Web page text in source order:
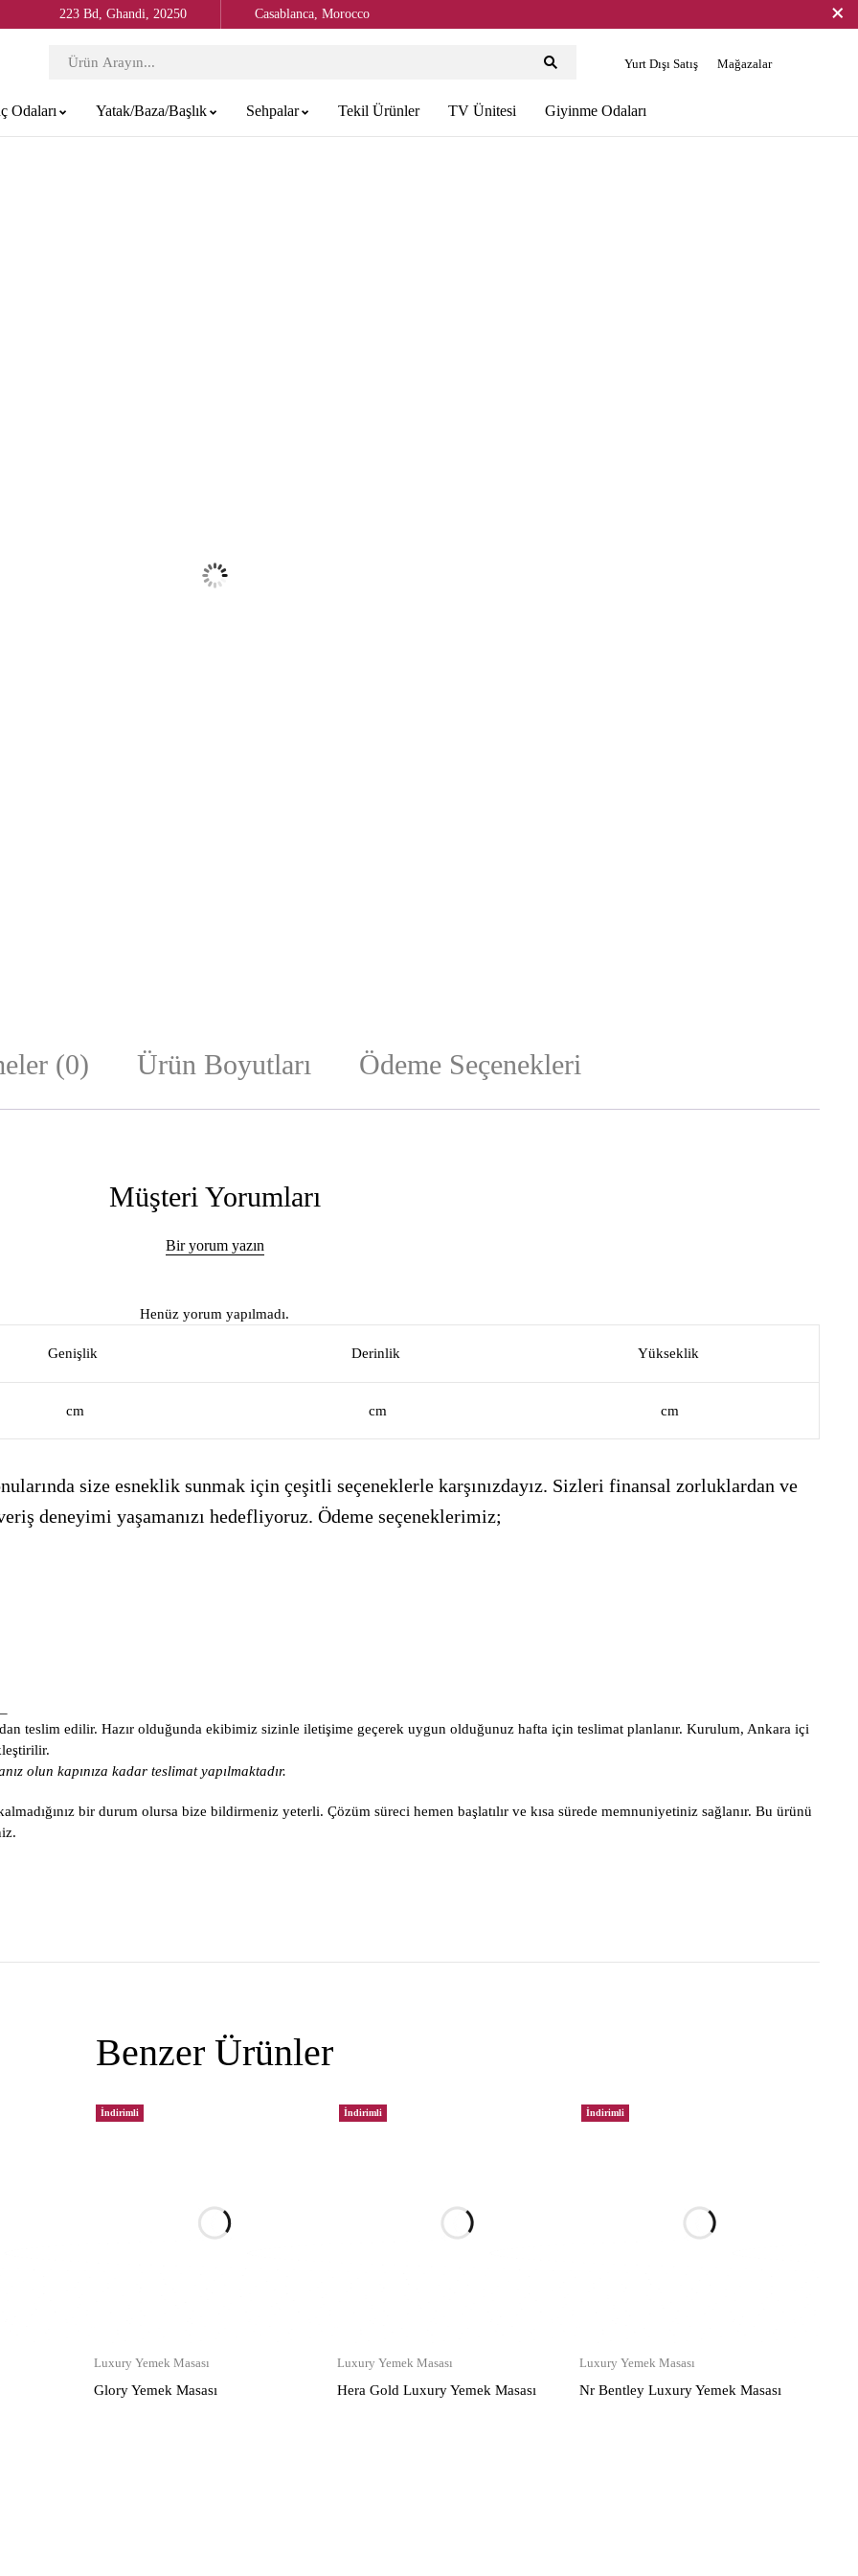
223 Bd, Ghandi, 20250 Casablanca, Morocco
Yurt Dışı Satış Mağazalar
Odaları Yatak/Baza/Başlık Sehpalar Tekil Ürünler TV Ünitesi Giyinme Odaları
(0) Ürün Boyutları Ödeme Seçenekleri
Müşteri Yorumları
Bir yorum yazın
Henüz yorum yapılmadı.
Genişlik Derinlik Yükseklik
cm cm cm
size esneklik sunmak için çeşitli seçeneklerle karşınızdayız. Sizleri finansal zorluklardan ve
deneyimi yaşamanızı hedefliyoruz. Ödeme seçeneklerimiz;
teslim edilir. Hazır olduğunda ekibimiz sizinle iletişime geçerek uygun olduğunuz hafta için teslimat planlanır. Kurulum, Ankara içi
olun kapınıza kadar teslimat yapılmaktadır.
bir durum olursa bize bildirmeniz yeterli. Çözüm süreci hemen başlatılır ve kısa sürede memnuniyetiniz sağlanır. Bu ürünü
Benzer Ürünler
İndirimli
Luxury Yemek Masası
Glory Yemek Masası
İndirimli
Luxury Yemek Masası
Hera Gold Luxury Yemek Masası
İndirimli
Luxury Yemek Masası
Nr Bentley Luxury Yemek Masası